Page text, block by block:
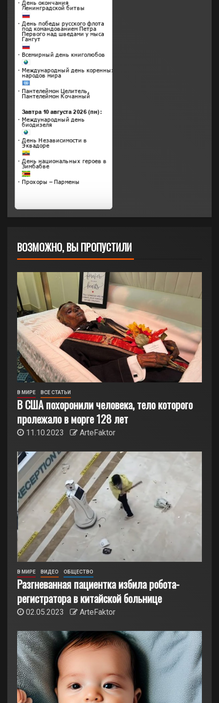
ВОЗМОЖНО, ВЫ ПРОПУСТИЛИ
В МИРЕ ВСЕ СТАТЬИ
В США похоронили человека, тело которого
пролежало в морге 128 лет
11.10.2023 ArteFaktor
В МИРЕ ВИДЕО ОБЩЕСТВО
Разгневанная пациентка избила робота-
регистратора в китайской больнице
02.05.2023 ArteFaktor